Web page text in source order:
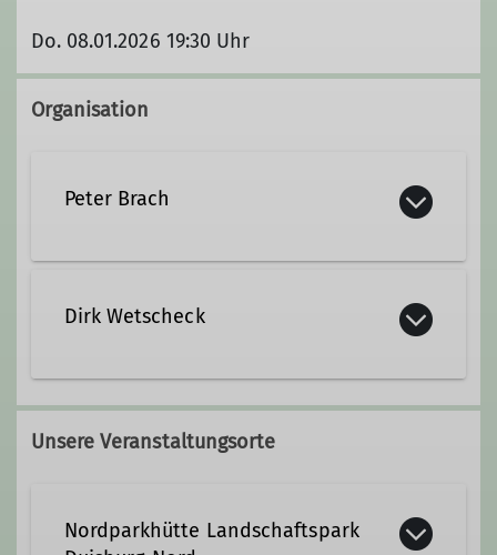
Do. 08.01.2026 19:30 Uhr
Organisation
Peter Brach
Qualifikationen
Kletterbetreuer*in Breitensport
Dirk Wetscheck
dirk.wetscheck@dav-duisburg.de
Trainer*in C Klettersteig
Unsere Veranstaltungsorte
Nordparkhütte Landschaftspark